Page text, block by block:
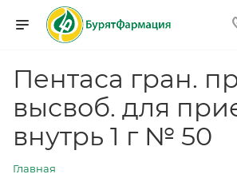
Пентаса гран.
высвоб. для
внутрь 1 г № 50
Главная